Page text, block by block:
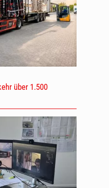
über 1.500